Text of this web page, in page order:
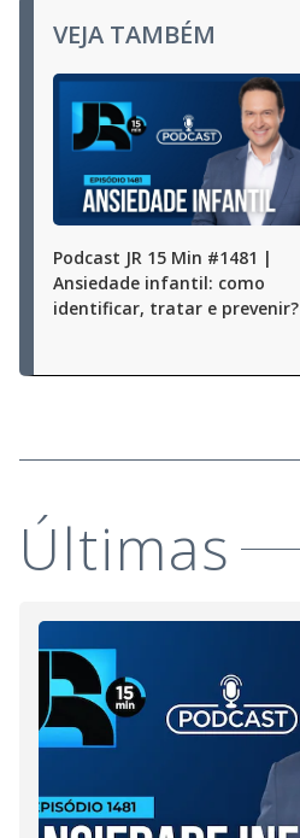
VEJA TAMBÉM
Podcast JR 15 Min #1481 |
Ansiedade infantil: como
identificar, tratar e prevenir?
Últimas